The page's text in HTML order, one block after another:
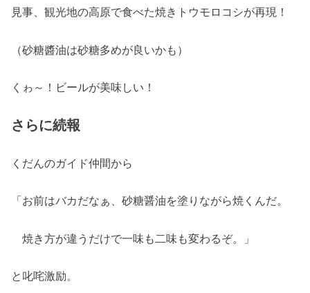
見事、観光地の高原で食べた焼きトウモロコシが再現！
（砂糖醬油は砂糖多めが良いかも）
くゎ～！ビールが美味しい！
さらに続報
くだんのガイド仲間から
「お前はバカだなぁ、砂糖醤油を塗りながら焼くんだ。
焼き方が違うだけで一味も二味も変わるぞ。」
と叱咤激励。